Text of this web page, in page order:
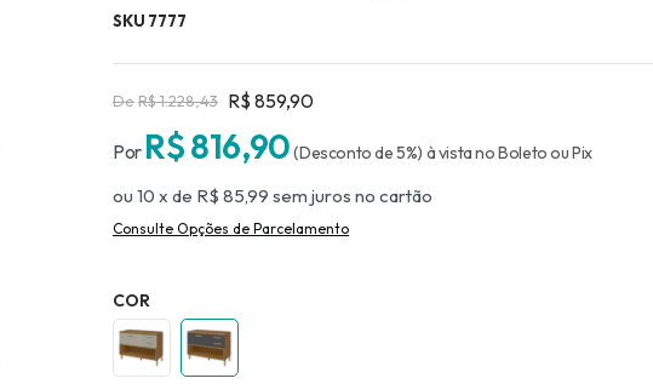
SKU 7777
R$ 1.228,43 R$ 859,90
R$ 816,90(Descontode5%)
10 x de R$ 85,99 sem juros no
COR